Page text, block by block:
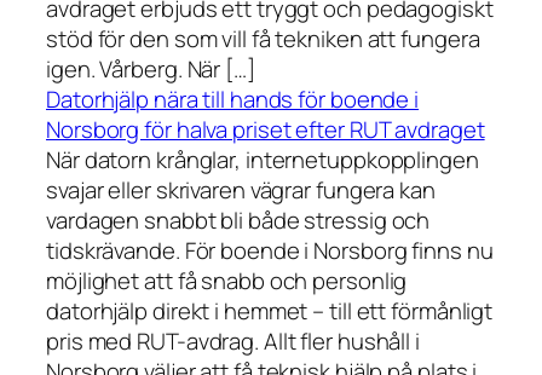
avdraget erbjuds ett tryggt och pedagogiskt
stöd för den som vill få tekniken att fungera
igen. Vårberg. När […]
Datorhjälp nära till hands för boende i
Norsborg för halva priset efter RUT avdraget
När datorn krånglar, internetuppkopplingen
svajar eller skrivaren vägrar fungera kan
vardagen snabbt bli både stressig och
tidskrävande. För boende i Norsborg finns nu
möjlighet att få snabb och personlig
datorhjälp direkt i hemmet – till ett förmånligt
pris med RUT-avdrag. Allt fler hushåll i